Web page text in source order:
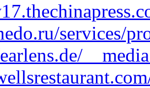
services/